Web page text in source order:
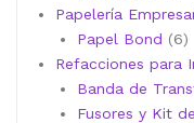
Papelería
Papel Bond 66
Refacciones para
Banda de
Fusores y Kit